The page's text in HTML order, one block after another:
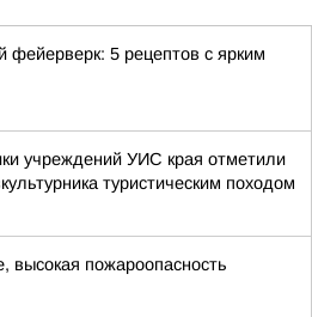
фейерверк: 5 рецептов с ярким
учреждений УИС края отметили
туристическим походом
высокая пожароопасность